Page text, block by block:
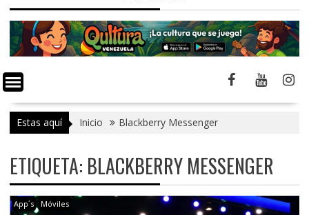
Estas aquí Inicio Blackberry Messenger
ETIQUETA: BLACKBERRY MESSENGER
App´s Móviles